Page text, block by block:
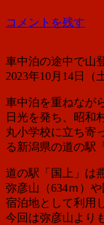
コメントを残す
車中泊の途中で山
2023年10月14日
車中泊を重ねなが
日光を発ち、昭和
丸小学校に立ち寄
る新潟県の道の駅
道の駅「国上」は
弥彦山（634ｍ）
宿泊地として利用
今回は弥彦山より